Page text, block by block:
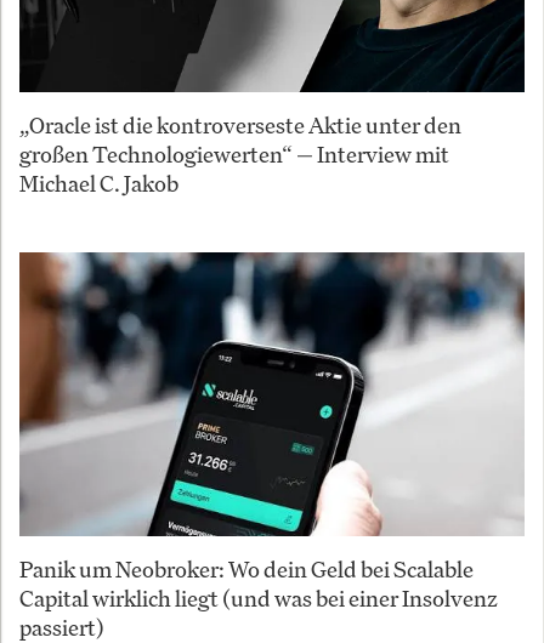
„Oracle ist die kontroverseste Aktie unter den
großen Technologiewerten“ — Interview mit
Michael C. Jakob
Panik um Neobroker: Wo dein Geld bei Scalable
Capital wirklich liegt (und was bei einer Insolvenz
passiert)